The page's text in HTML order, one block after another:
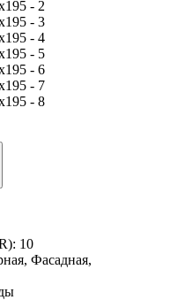
10
Фасадная,